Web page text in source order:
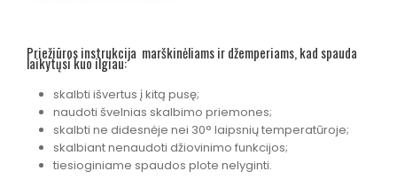
Priežiūros instrukcija marškinėliams ir džemperiams, kad spauda
laikytųsi kuo ilgiau:
skalbti išvertus į kitą pusę;
naudoti švelnias skalbimo priemones;
skalbti ne didesnėje nei 30° laipsnių temperatūroje;
skalbiant nenaudoti džiovinimo funkcijos;
tiesioginiame spaudos plote nelyginti.